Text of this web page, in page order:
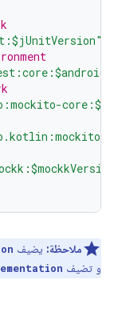
ملاحظة: يضيف
و تضيف